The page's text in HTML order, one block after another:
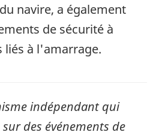
navire, a également
de sécurité à
liés à l'amarrage.
indépendant qui
des événements de